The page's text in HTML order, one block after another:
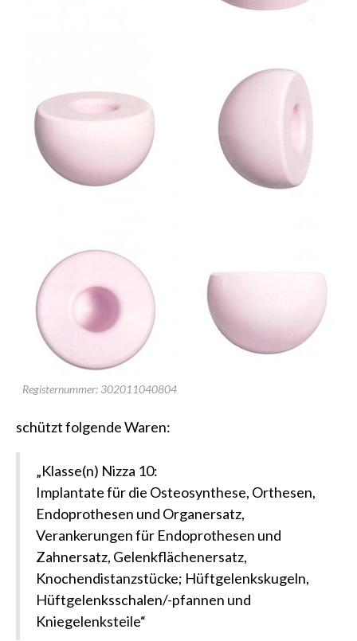
Registernummer: 302011040804
schützt folgende Waren:
„Klasse(n) Nizza 10:
Implantate für die Osteosynthese, Orthesen,
Endoprothesen und Organersatz,
Verankerungen für Endoprothesen und
Zahnersatz, Gelenkflächenersatz,
Knochendistanzstücke; Hüftgelenkskugeln,
Hüftgelenksschalen/-pfannen und
Kniegelenksteile“